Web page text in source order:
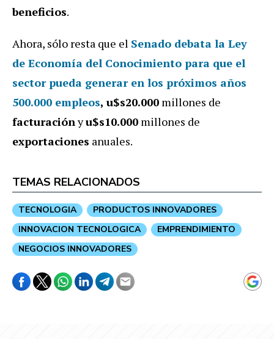
beneficios.
Ahora, sólo resta que el Senado debata la Ley
de Economía del Conocimiento para que el
sector pueda generar en los próximos años
500.000 empleos, u$s20.000 millones de
facturaciónyu$s10.000 millones de
exportaciones anuales.
TEMAS RELACIONADOS
TECNOLOGIA
PRODUCTOS INNOVADORES
INNOVACION TECNOLOGICA
EMPRENDIMIENTO
NEGOCIOS INNOVADORES